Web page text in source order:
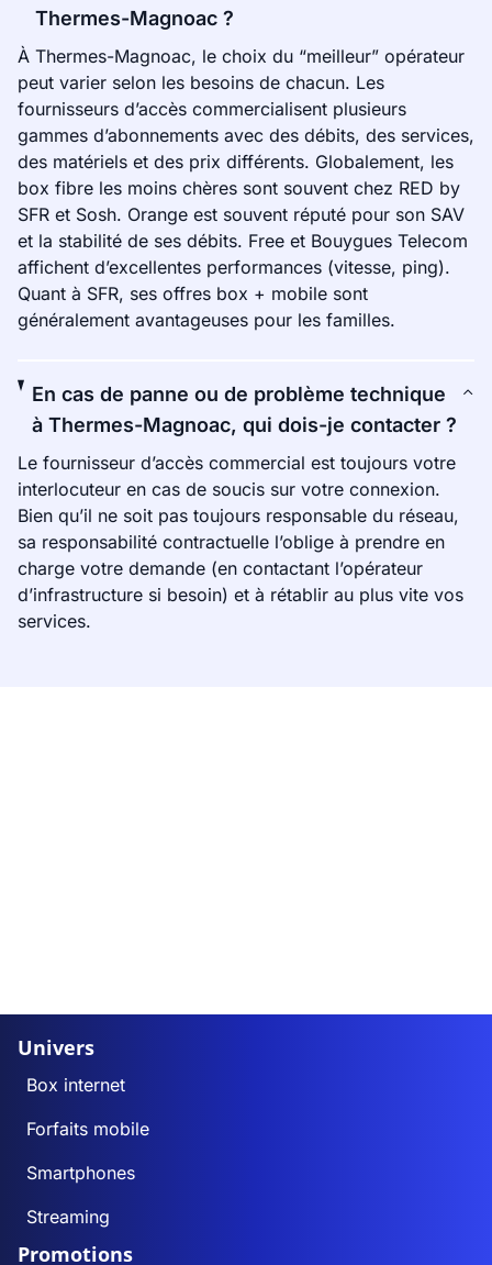
Thermes-Magnoac ?
À Thermes-Magnoac, le choix du “meilleur” opérateur
peut varier selon les besoins de chacun. Les
fournisseurs d’accès commercialisent plusieurs
gammes d’abonnements avec des débits, des services,
des matériels et des prix différents. Globalement, les
box fibre les moins chères sont souvent chez RED by
SFR et Sosh. Orange est souvent réputé pour son SAV
et la stabilité de ses débits. Free et Bouygues Telecom
affichent d’excellentes performances (vitesse, ping).
Quant à SFR, ses offres box + mobile sont
généralement avantageuses pour les familles.
En cas de panne ou de problème technique
à Thermes-Magnoac, qui dois-je contacter ?
Le fournisseur d’accès commercial est toujours votre
interlocuteur en cas de soucis sur votre connexion.
Bien qu’il ne soit pas toujours responsable du réseau,
sa responsabilité contractuelle l’oblige à prendre en
charge votre demande (en contactant l’opérateur
d’infrastructure si besoin) et à rétablir au plus vite vos
services.
Univers
Box internet
Forfaits mobile
Smartphones
Streaming
Promotions